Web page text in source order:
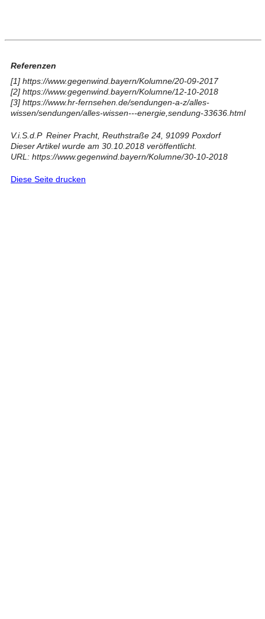
Referenzen
[1] https://www.gegenwind.bayern/Kolumne/20-09-2017
[2] https://www.gegenwind.bayern/Kolumne/12-10-2018
[3] https://www.hr-fernsehen.de/sendungen-a-z/alles-
wissen/sendungen/alles-wissen---energie,sendung-33636.html
V.i.S.d.P Reiner Pracht, Reuthstraße 24, 91099 Poxdorf
Dieser Artikel wurde am 30.10.2018 veröffentlicht.
URL: https://www.gegenwind.bayern/Kolumne/30-10-2018
Diese Seite drucken